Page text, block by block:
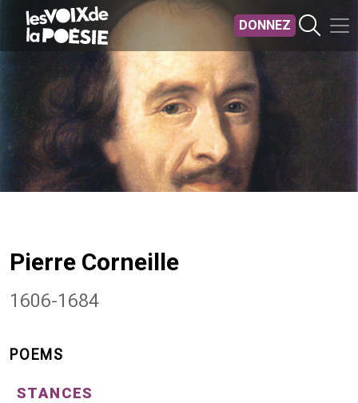
Aller au contenu principal
DONNEZ
Pierre Corneille
1606-1684
POEMS
STANCES